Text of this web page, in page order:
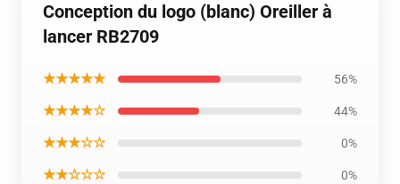
Conception du logo (blanc) Oreiller à
lancer RB2709
★★★★★ 56%
★★★★☆ 44%
★★★☆☆ 0%
★★☆☆☆ 0%